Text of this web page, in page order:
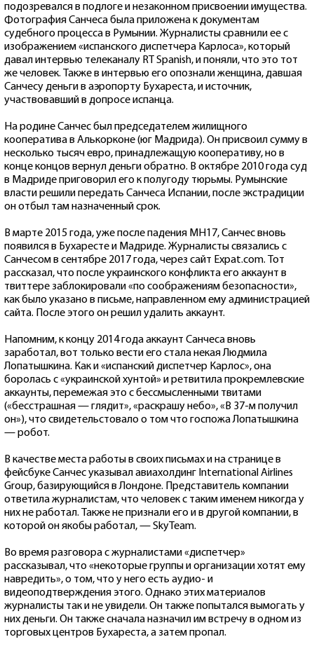
подозревался в подлоге и незаконном присвоении имущества.
Фотография Санчеса была приложена к документам
судебного процесса в Румынии. Журналисты сравнили ее с
изображением «испанского диспетчера Карлоса», который
давал интервью телеканалу RT Spanish, и поняли, что это тот
же человек. Также в интервью его опознали женщина, давшая
Санчесу деньги в аэропорту Бухареста, и источник,
участвовавший в допросе испанца.
На родине Санчес был председателем жилищного
кооператива в Алькорконе (юг Мадрида). Он присвоил сумму в
несколько тысяч евро, принадлежащую кооперативу, но в
конце концов вернул деньги обратно. В октябре 2010 года суд
в Мадриде приговорил его к полугоду тюрьмы. Румынские
власти решили передать Санчеса Испании, после экстрадиции
он отбыл там назначенный срок.
В марте 2015 года, уже после падения MH17, Санчес вновь
появился в Бухаресте и Мадриде. Журналисты связались с
Санчесом в сентябре 2017 года, через сайт Expat.com. Тот
рассказал, что после украинского конфликта его аккаунт в
твиттере заблокировали «по соображениям безопасности»,
как было указано в письме, направленном ему администрацией
сайта. После этого он решил удалить аккаунт.
Напомним, к концу 2014 года аккаунт Санчеса вновь
заработал, вот только вести его стала некая Людмила
Лопатышкина. Как и «испанский диспетчер Карлос», она
боролась с «украинской хунтой» и ретвитила прокремлевские
аккаунты, перемежая это с бессмысленными твитами
(«бесстрашная — глядит», «раскрашу небо», «В 37-м получил
он»), что свидетельстовало о том что госпожа Лопатышкина
— робот.
В качестве места работы в своих письмах и на странице в
фейсбуке Санчес указывал авиахолдинг International Airlines
Group, базирующийся в Лондоне. Представитель компании
ответила журналистам, что человек с таким именем никогда у
них не работал. Также не признали его и в другой компании, в
которой он якобы работал, — SkyTeam.
Во время разговора с журналистами «диспетчер»
рассказывал, что «некоторые группы и организации хотят ему
навредить», о том, что у него есть аудио- и
видеоподтверждения этого. Однако этих материалов
журналисты так и не увидели. Он также попытался вымогать у
них деньги. Он также сначала назначил им встречу в одном из
торговых центров Бухареста, а затем пропал.